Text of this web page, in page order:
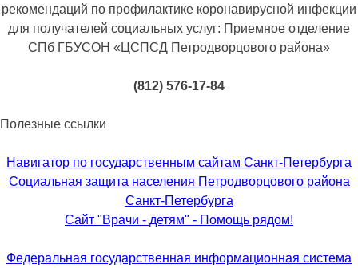
рекомендаций по профилактике коронавирусной инфекции
для получателей социальных услуг: Приемное отделение
СПб ГБУСОН «ЦСПСД Петродворцового района»
(812) 576-17-84
Полезные ссылки
Навигатор по государственным сайтам Санкт-Петербурга
Социальная защита населения Петродворцового района
Санкт-Петербурга
Сайт "Врачи - детям" - Помощь рядом!
Федеральная государственная информационная система